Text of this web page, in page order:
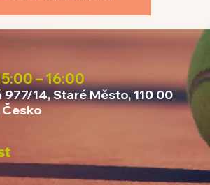
– 16:00
977/14, Staré Město, 110 00
Česko